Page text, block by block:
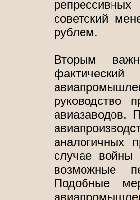
советский
рублем.
Вторым
руководство
авиазаводов.
аналогичных
случае войны
возможные
Подобные